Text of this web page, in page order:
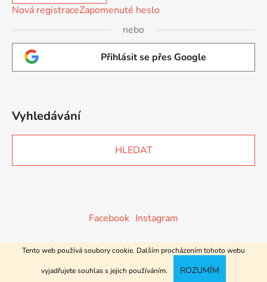
Tento web používá soubory cookie. Dalším procházením tohoto webu
vyjadřujete souhlas s jejich používáním. ROZUMÍM
Nová registraceZapomenuté heslo
nebo
Přihlásit se přes Google
Vyhledávání
HLEDAT
Facebook Instagram
Copyright 2026Botička.eu. Všechna práva vyhrazena.